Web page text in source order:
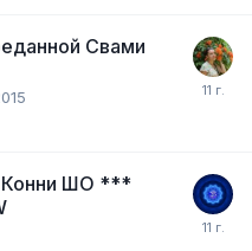
Свами
ШО ***